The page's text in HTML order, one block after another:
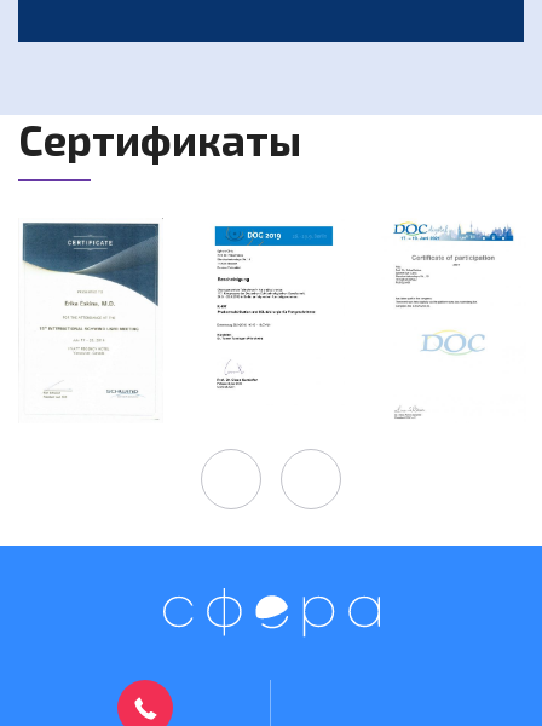
Сертификаты